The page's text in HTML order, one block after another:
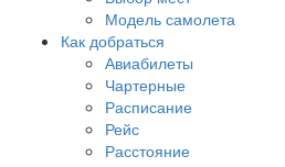
Модель самолета
Как добраться
Авиабилеты
Чартерные
Расписание
Рейс
Расстояние